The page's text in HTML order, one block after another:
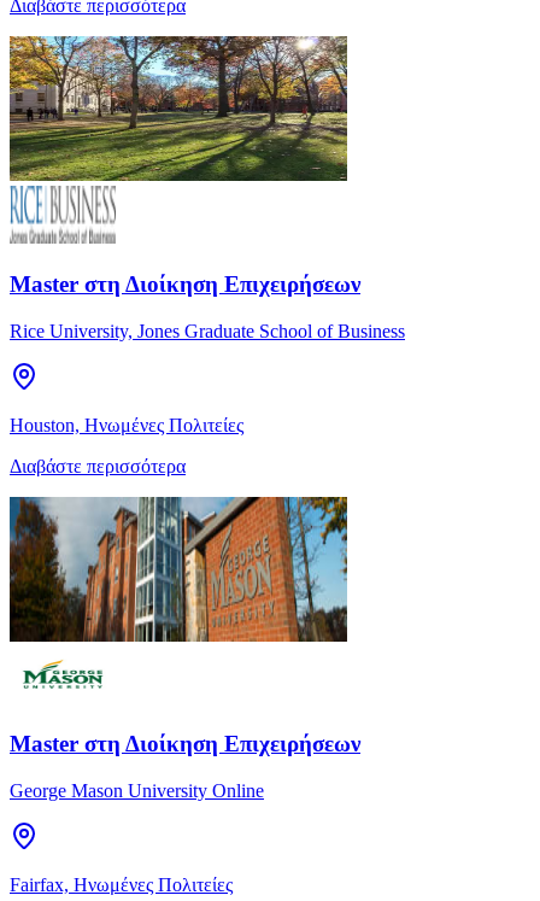
Διαβάστε περισσότερα
Master στη Διοίκηση Επιχειρήσεων
Rice University, Jones Graduate School of Business
Houston, Ηνωμένες Πολιτείες
Διαβάστε περισσότερα
Master στη Διοίκηση Επιχειρήσεων
George Mason University Online
Fairfax, Ηνωμένες Πολιτείες